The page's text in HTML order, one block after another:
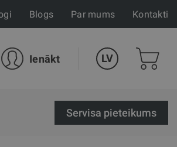
Blogs Par mums Kontakti
Ienākt LV
Servisa pieteikums